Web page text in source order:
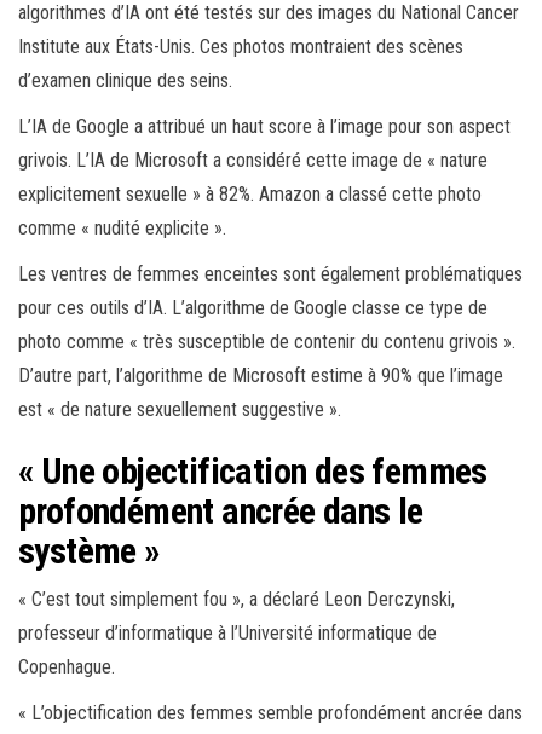
algorithmes d’IA ont été testés sur des images du National Cancer
Institute aux États-Unis. Ces photos montraient des scènes
d’examen clinique des seins.
L’IA de Google a attribué un haut score à l’image pour son aspect
grivois. L’IA de Microsoft a considéré cette image de « nature
explicitement sexuelle » à 82%. Amazon a classé cette photo
comme « nudité explicite ».
Les ventres de femmes enceintes sont également problématiques
pour ces outils d’IA. L’algorithme de Google classe ce type de
photo comme « très susceptible de contenir du contenu grivois ».
D’autre part, l’algorithme de Microsoft estime à 90% que l’image
est « de nature sexuellement suggestive ».
« Une objectification des femmes
profondément ancrée dans le
système »
« C’est tout simplement fou », a déclaré Leon Derczynski,
professeur d’informatique à l’Université informatique de
Copenhague.
« L’objectification des femmes semble profondément ancrée dans